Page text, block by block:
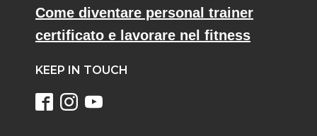
Come diventare personal trainer
certificato e lavorare nel fitness
KEEP IN TOUCH